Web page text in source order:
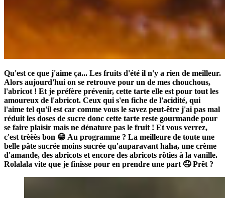
Qu'est ce que j'aime ça... Les fruits d'été il n'y a rien de meilleur.
Alors aujourd'hui on se retrouve pour un de mes chouchous,
l'abricot ! Et je préfère prévenir, cette tarte elle est pour tout les
amoureux de l'abricot. Ceux qui s'en fiche de l'acidité, qui
l'aime tel qu'il est car comme vous le savez peut-être j'ai pas mal
réduit les doses de sucre donc cette tarte reste gourmande pour
se faire plaisir mais ne dénature pas le fruit ! Et vous verrez,
c'est trèèès bon 😁 Au programme ? La meilleure de toute une
belle pâte sucrée moins sucrée qu'auparavant haha, une crème
d'amande, des abricots et encore des abricots rôties à la vanille.
Rolalala vite que je finisse pour en prendre une part 🤤 Prêt ?